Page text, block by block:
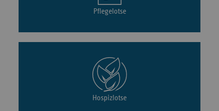
Pflegelotse
Hospizlotse